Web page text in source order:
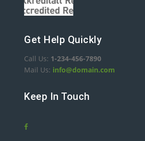
Get Help Quickly
Call Us: 1-234-456-7890
Mail Us: info@domain.com
Keep In Touch